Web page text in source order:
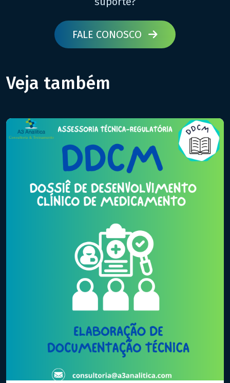
FALE CONOSCO
Veja também